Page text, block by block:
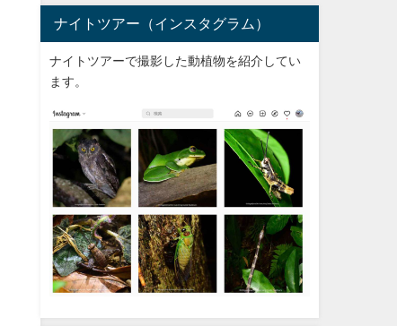
ナイトツアー（インスタグラム）
ナイトツアーで撮影した動植物を紹介してい
ます。